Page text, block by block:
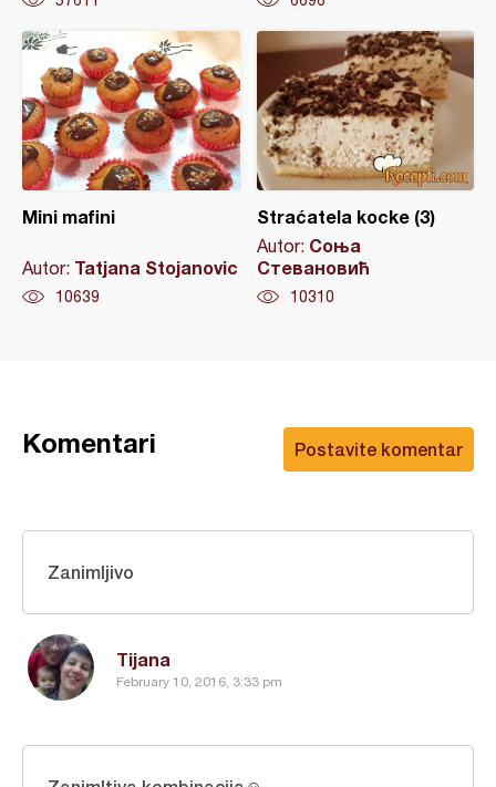
Mini mafini
Autor: Tatjana Stojanovic
10639
Straćatela kocke (3)
Autor: Соња
Стевановић
10310
Postavite komentar
Komentari
Tijana
February 10, 2016, 3:33 pm
Zanimljivo